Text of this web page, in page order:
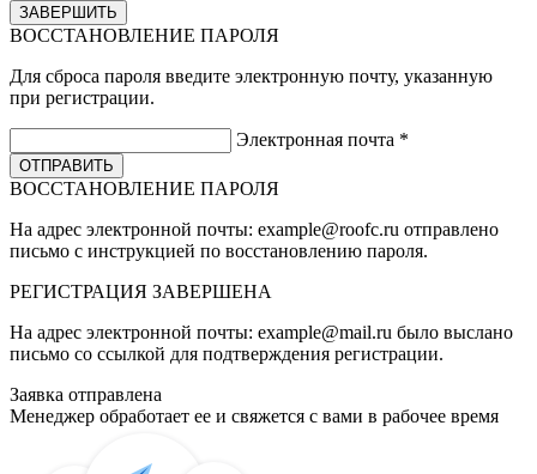
ВОССТАНОВЛЕНИЕ ПАРОЛЯ
Для сброса пароля введите электронную почту, указанную
при регистрации.
Электронная почта *
ВОССТАНОВЛЕНИЕ ПАРОЛЯ
На адрес электронной почты: example@roofc.ru отправлено
письмо с инструкцией по восстановлению пароля.
РЕГИСТРАЦИЯ ЗАВЕРШЕНА
На адрес электронной почты: example@mail.ru было выслано
письмо со ссылкой для подтверждения регистрации.
Заявка отправлена
Менеджер обработает ее и свяжется с вами в рабочее время